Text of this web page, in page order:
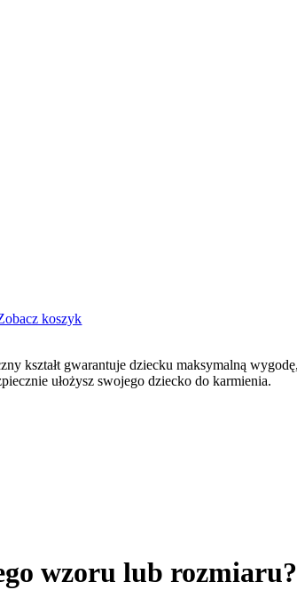
koszyk
kształt gwarantuje dziecku maksymalną
ułożysz swojego dziecko do karmienia.
wzoru lub rozmiaru?